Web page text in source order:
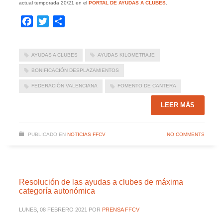
actual temporada 20/21 en el PORTAL DE AYUDAS A CLUBES.
Facebook
Twitter
AYUDAS A CLUBES AYUDAS KILOMETRAJE
BONIFICACIÓN DESPLAZAMIENTOS
FEDERACIÓN VALENCIANA FOMENTO DE CANTERA
LEER MÁS
PUBLICADO EN NOTICIAS FFCV NO COMMENTS
Resolución de las ayudas a clubes de máxima
categoría autonómica
LUNES, 08 FEBRERO 2021 POR PRENSA FFCV